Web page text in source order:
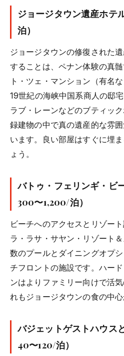
ジョージタウン遺産ホテ
泊）
ジョージタウンの修復された
することは、ペナン体験の真
ト・ツェ・マンション（有名
19世紀の海峡中国系商人の邸
ラブ・レーンなどのブティッ
録建物の中で真の遺産的な雰
います。良い部屋はすぐに埋
ょう。
バトゥ・フェリンギ・ビ
300〜1,200/泊）
ビーチへのアクセスとリゾー
ラ・ラサ・サヤン・リゾート
数のプールとダイニングオプ
チフロントの施設です。ハー
ンはよりファミリー向けで活
れもジョージタウンの食の中
バジェットゲストハウス
40〜120/泊）